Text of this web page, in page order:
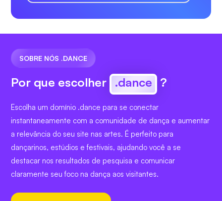
SOBRE NÓS .DANCE
Por que escolher .dance ?
Escolha um domínio .dance para se conectar
instantaneamente com a comunidade de dança e aumentar
a relevância do seu site nas artes. É perfeito para
dançarinos, estúdios e festivais, ajudando você a se
destacar nos resultados de pesquisa e comunicar
claramente seu foco na dança aos visitantes.